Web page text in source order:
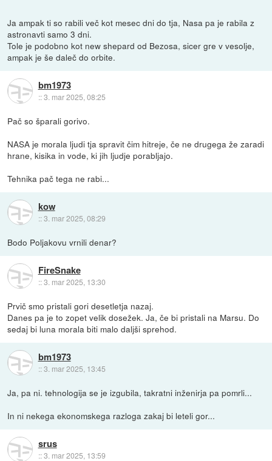
Ja ampak ti so rabili več kot mesec dni do tja, Nasa pa je rabila z
astronavti samo 3 dni.
Tole je podobno kot new shepard od Bezosa, sicer gre v vesolje,
ampak je še daleč do orbite.
bm1973
::3. mar 2025, 08:25
Pač so šparali gorivo.
NASA je morala ljudi tja spravit čim hitreje, če ne drugega že zaradi
hrane, kisika in vode, ki jih ljudje porabljajo.
Tehnika pač tega ne rabi...
kow
::3. mar 2025, 08:29
Bodo Poljakovu vrnili denar?
FireSnake
::3. mar 2025, 13:30
Prvič smo pristali gori desetletja nazaj.
Danes pa je to zopet velik dosežek. Ja, če bi pristali na Marsu. Do
sedaj bi luna morala biti malo daljši sprehod.
bm1973
::3. mar 2025, 13:45
Ja, pa ni. tehnologija se je izgubila, takratni inženirja pa pomrli...
In ni nekega ekonomskega razloga zakaj bi leteli gor...
srus
::3. mar 2025, 13:59